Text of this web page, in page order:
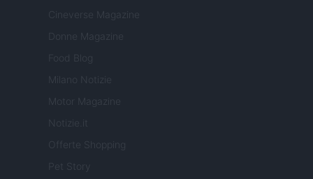
Cineverse Magazine
Donne Magazine
Food Blog
Milano Notizie
Motor Magazine
Notizie.it
Offerte Shopping